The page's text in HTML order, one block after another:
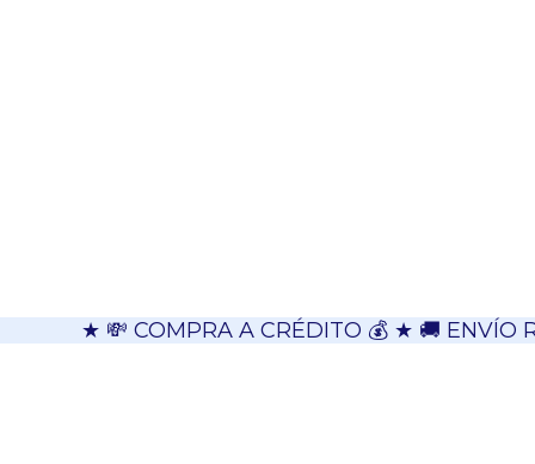
★ 💸 COMPRA A CRÉDITO 💰 ★ 🚚 ENVÍO